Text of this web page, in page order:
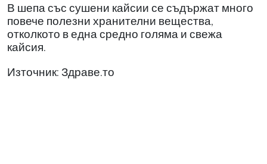
В шепа със сушени кайсии се съдържат много
повече полезни хранителни вещества,
отколкото в една средно голяма и свежа
кайсия.
Източник: Здраве.то